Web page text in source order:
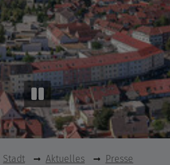
Stadt Aktuelles
Presse